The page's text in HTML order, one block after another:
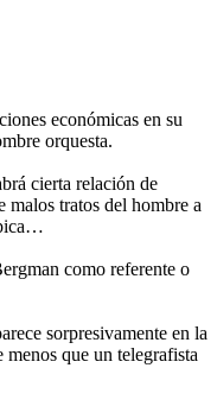
económicas en su
orquesta.
cierta relación de
malos tratos del hombre a
como referente o
sorpresivamente en la
que un telegrafista